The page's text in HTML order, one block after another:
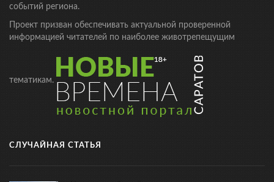
событий региона.
Проект призван обеспечивать актуальной проверенной
информацией читателей по наиболее животрепещущим
тематикам.
СЛУЧАЙНАЯ СТАТЬЯ